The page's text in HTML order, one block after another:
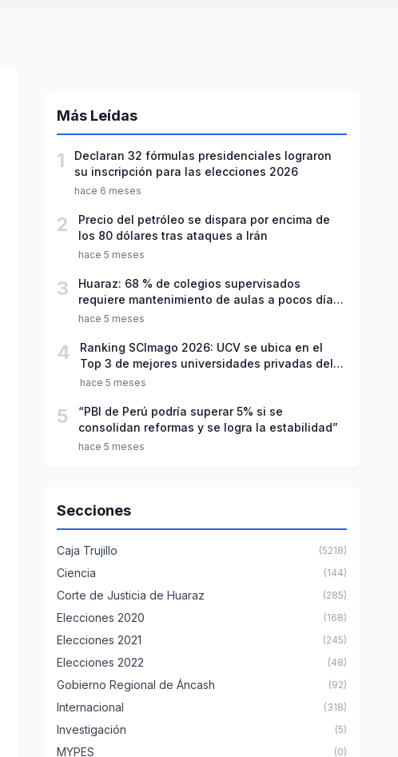
Más Leídas
1
Declaran 32 fórmulas presidenciales lograron
su inscripción para las elecciones 2026
hace 6 meses
2
Precio del petróleo se dispara por encima de
los 80 dólares tras ataques a Irán
hace 5 meses
3
Huaraz: 68 % de colegios supervisados
requiere mantenimiento de aulas a pocos días
de inicio del año escolar 2026
hace 5 meses
4
Ranking SCImago 2026: UCV se ubica en el
Top 3 de mejores universidades privadas del
Perú
hace 5 meses
5
“PBI de Perú podría superar 5% si se
consolidan reformas y se logra la estabilidad”
hace 5 meses
Secciones
Caja Trujillo (5218)
Ciencia (144)
Corte de Justicia de Huaraz (285)
Elecciones 2020 (168)
Elecciones 2021 (245)
Elecciones 2022 (48)
Gobierno Regional de Áncash (92)
Internacional (318)
Investigación (5)
MYPES (0)